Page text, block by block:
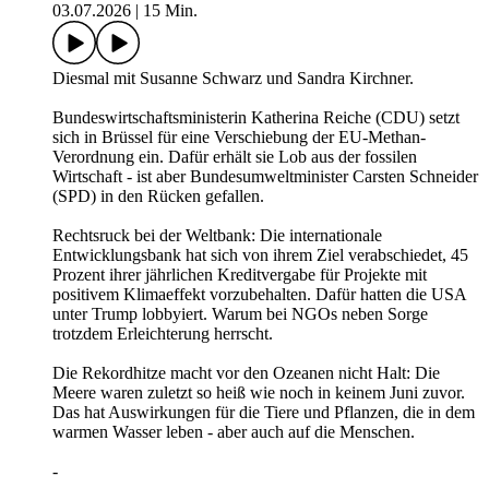
03.07.2026
15 Min.
Diesmal mit Susanne Schwarz und Sandra Kirchner.
Bundeswirtschaftsministerin Katherina Reiche (CDU) setzt
sich in Brüssel für eine Verschiebung der EU-Methan-
Verordnung ein. Dafür erhält sie Lob aus der fossilen
Wirtschaft - ist aber Bundesumweltminister Carsten Schneider
(SPD) in den Rücken gefallen.
Rechtsruck bei der Weltbank: Die internationale
Entwicklungsbank hat sich von ihrem Ziel verabschiedet, 45
Prozent ihrer jährlichen Kreditvergabe für Projekte mit
positivem Klimaeffekt vorzubehalten. Dafür hatten die USA
unter Trump lobbyiert. Warum bei NGOs neben Sorge
trotzdem Erleichterung herrscht.
Die Rekordhitze macht vor den Ozeanen nicht Halt: Die
Meere waren zuletzt so heiß wie noch in keinem Juni zuvor.
Das hat Auswirkungen für die Tiere und Pflanzen, die in dem
warmen Wasser leben - aber auch auf die Menschen.
-